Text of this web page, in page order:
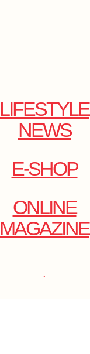
LIFESTYLE
NEWS
E-SHOP
ONLINE
MAGAZINE
.